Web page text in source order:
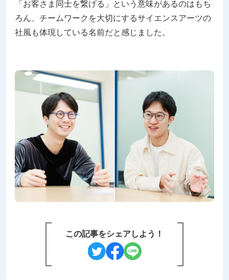
「お客さま同士を繋げる」という意味があるのはもち
ろん、チームワークを大切にするサイエンスアーツの
社風も体現している名前だと感じました。
この記事をシェアしよう！